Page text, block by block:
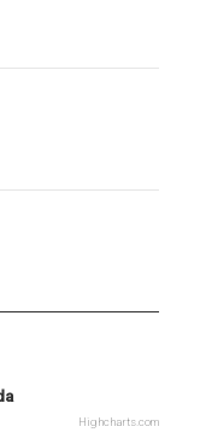
Highcharts.com